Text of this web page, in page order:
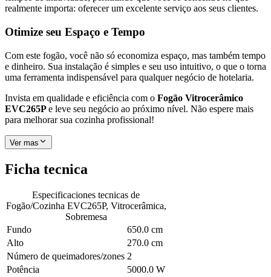
realmente importa: oferecer um excelente serviço aos seus clientes.
Otimize seu Espaço e Tempo
Com este fogão, você não só economiza espaço, mas também tempo
e dinheiro. Sua instalação é simples e seu uso intuitivo, o que o torna
uma ferramenta indispensável para qualquer negócio de hotelaria.
Invista em qualidade e eficiência com o Fogão Vitrocerâmico
EVC265Pe leve seu negócio ao próximo nível. Não espere mais
para melhorar sua cozinha profissional!
Ver mas
Ficha tecnica
Especificaciones tecnicas de
Fogão/Cozinha EVC265P, Vitrocerâmica,
Sobremesa
Fundo
650.0 cm
Alto
270.0 cm
Número de queimadores/zones 2
Potência
5000.0 W